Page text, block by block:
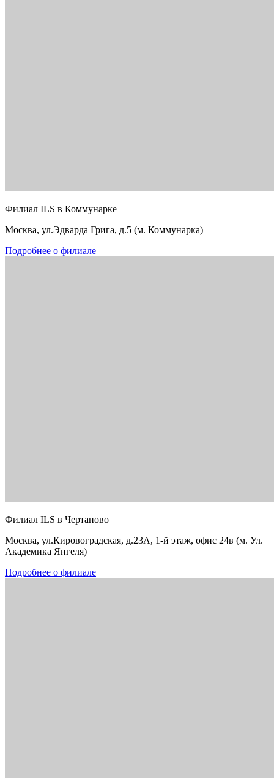
Филиал ILS в Коммунарке
Москва, ул.Эдварда Грига, д.5 (м. Коммунарка)
Подробнее о филиале
Филиал ILS в Чертаново
Москва, ул.Кировоградская, д.23А, 1-й этаж, офис 24в (м. Ул.
Академика Янгеля)
Подробнее о филиале